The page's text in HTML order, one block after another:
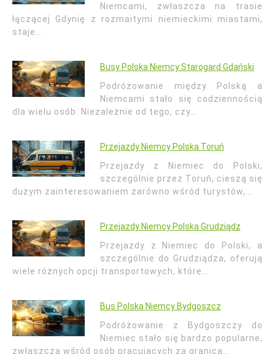
Niemcami, zwłaszcza na trasie
łączącej Gdynię z rozmaitymi niemieckimi miastami,
staje…
Busy Polska Niemcy Starogard Gdański
Podróżowanie między Polską a
Niemcami stało się codziennością
dla wielu osób. Niezależnie od tego, czy…
Przejazdy Niemcy Polska Toruń
Przejazdy z Niemiec do Polski,
szczególnie przez Toruń, cieszą się
dużym zainteresowaniem zarówno wśród turystów,…
Przejazdy Niemcy Polska Grudziądz
Przejazdy z Niemiec do Polski, a
szczególnie do Grudziądza, oferują
wiele różnych opcji transportowych, które…
Bus Polska Niemcy Bydgoszcz
Podróżowanie z Bydgoszczy do
Niemiec stało się bardzo popularne,
zwłaszcza wśród osób pracujących za granicą…